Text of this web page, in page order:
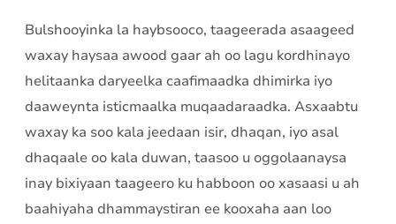
Bulshooyinka la haybsooco, taageerada asaageed
waxay haysaa awood gaar ah oo lagu kordhinayo
helitaanka daryeelka caafimaadka dhimirka iyo
daaweynta isticmaalka muqaadaraadka. Asxaabtu
waxay ka soo kala jeedaan isir, dhaqan, iyo asal
dhaqaale oo kala duwan, taasoo u oggolaanaysa
inay bixiyaan taageero ku habboon oo xasaasi u ah
baahiyaha dhammaystiran ee kooxaha aan loo